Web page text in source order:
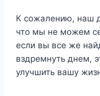
К сожалению, наш
что мы не можем
если вы все же
вздремнуть днем,
улучшить вашу